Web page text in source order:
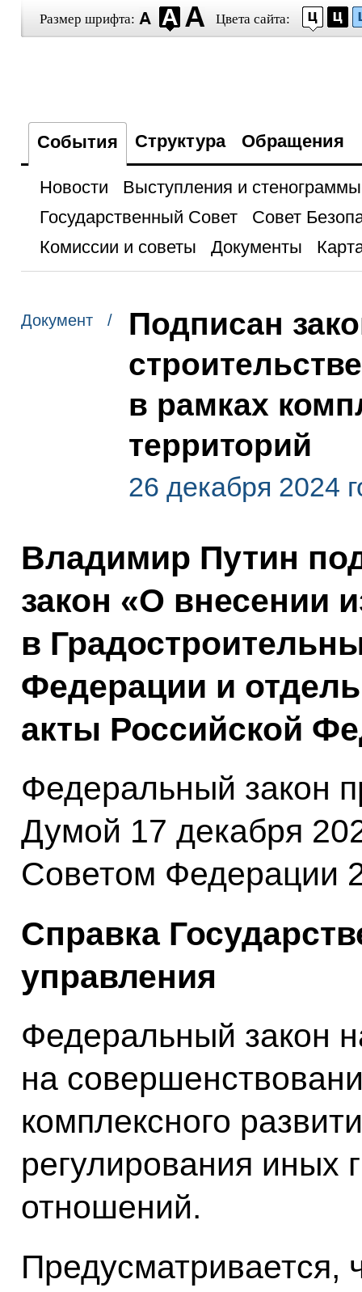
Размер шрифта: Цвета сайта:
События Структура Обращения
Новости
Выступления и стенограммы
Государственный Совет
Совет
Комиссии и советы
Документы
Документ /
Подписан
в рамках
территорий
26 декабря 2024
Владимир Путин
закон «О внесении
в
Федерации и
акты Российской
Федеральный закон
Думой 17 декабря
Советом Федерации
Справка
управления
Федеральный закон
на
комплексного
регулирования иных
отношений.
Предусматривается,